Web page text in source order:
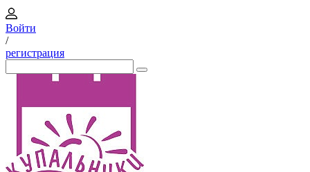
Войти
/
регистрация